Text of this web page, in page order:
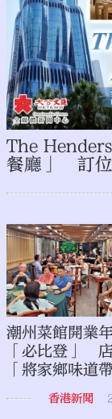
The
餐廳」 訂
潮州菜館開業
「必比登」 店
「將家鄉味道
香港新聞